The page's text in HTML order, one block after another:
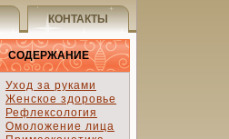
КОНТАКТЫ
СОДЕРЖАНИЕ
Уход за руками
Женское здоровье
Рефлексология
Омоложение лица